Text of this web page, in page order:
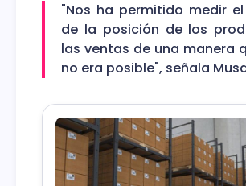
"Nos ha permitido medir
de la posición de los
las ventas de una manera
no era posible", señala